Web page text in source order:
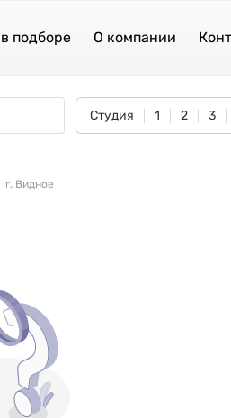
подборе О компании
Студия 1 2 3
г. Видное